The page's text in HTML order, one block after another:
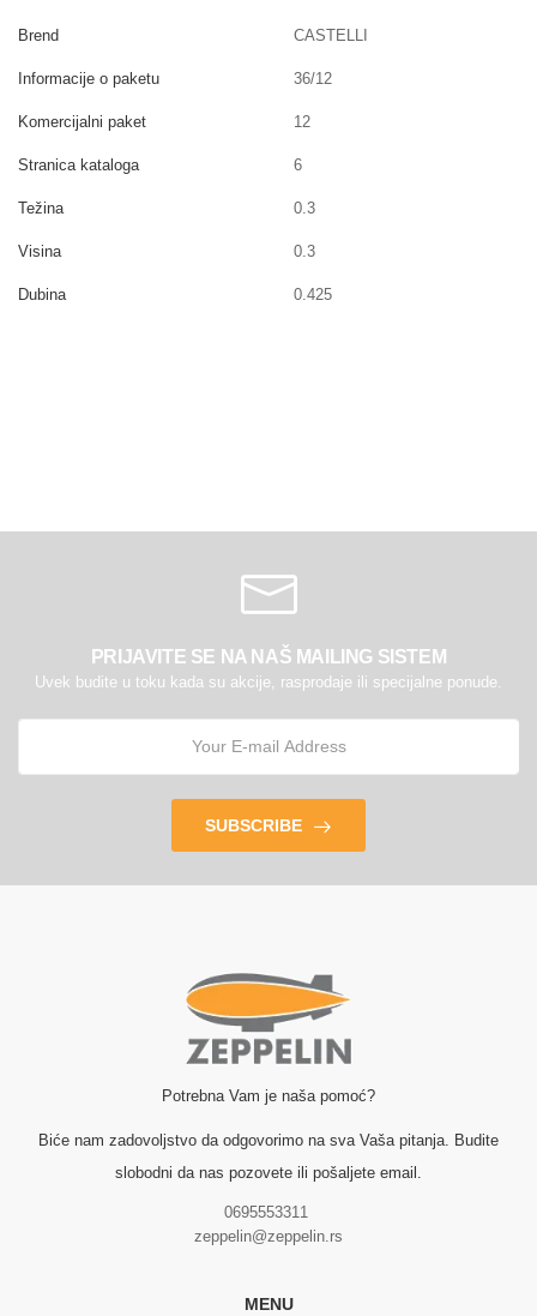
Brend CASTELLI
Informacije o paketu 36/12
Komercijalni paket 12
Stranica kataloga 6
Težina 0.3
Visina 0.3
Dubina 0.425
PRIJAVITE SE NA NAŠ MAILING SISTEM
Uvek budite u toku kada su akcije, rasprodaje ili specijalne ponude.
SUBSCRIBE
Potrebna Vam je naša pomoć?
Biće nam zadovoljstvo da odgovorimo na sva Vaša pitanja. Budite
slobodni da nas pozovete ili pošaljete email.
0695553311
zeppelin@zeppelin.rs
MENU